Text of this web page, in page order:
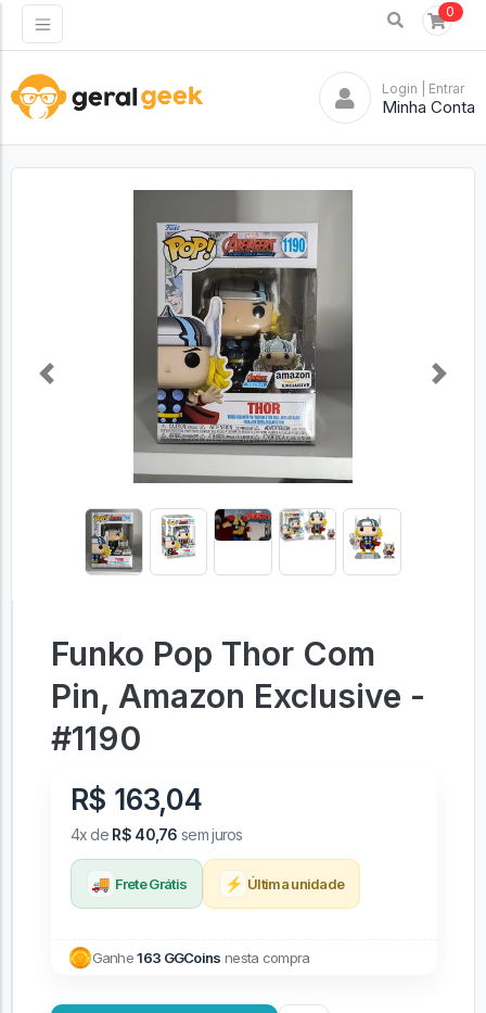
0
Login | Entrar
Minha Conta
Previous Next
Funko Pop Thor Com
Pin, Amazon Exclusive -
#1190
R$ 163,04
4x de R$ 40,76 sem juros
🚚 Frete Grátis ⚡ Última unidade
Ganhe163 GGCoins nesta compra